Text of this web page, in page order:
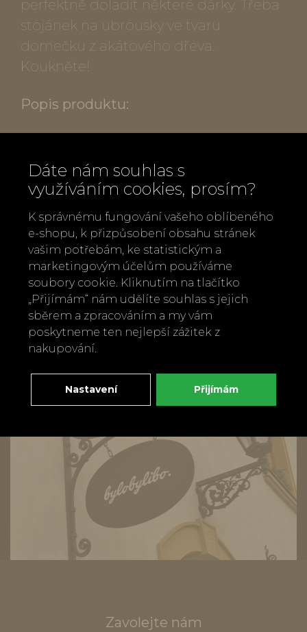
perfektně doladit některé dárky. Třeba
stojánek na ubrousky ve tvaru
domečku z akátového dřeva.
Koukněte!
Popis produktu:
béžová s bílým potiskem
Obsahuje 20 kusů v jednom balení.
Bělené bez chloru, s barvami na vodní
bázi
Výrobce: Raeder, Německo
Vyrobeny klima pozitivním způsobem
Zpět Doporučit
Zavolejte nám
Dáte nám souhlas s
využíváním cookies, prosím?
K správnému fungování vašeho oblíbeného
e-shopu, k přizpůsobení obsahu stránek
vašim potřebám, ke statistickým a
marketingovým účelům používáme
soubory cookie. Kliknutím na tlačítko
„Přijímám“ nám udělíte souhlas s jejich
sběrem a zpracováním a my vám
poskytneme ten nejlepší zážitek z
nakupování.
Nastavení Přijímám